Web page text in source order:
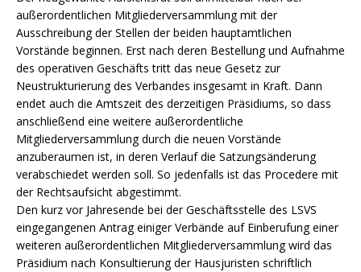
außerordentlichen Mitgliederversammlung mit der
Ausschreibung der Stellen der beiden hauptamtlichen
Vorstände beginnen. Erst nach deren Bestellung und Aufnahme
des operativen Geschäfts tritt das neue Gesetz zur
Neustrukturierung des Verbandes insgesamt in Kraft. Dann
endet auch die Amtszeit des derzeitigen Präsidiums, so dass
anschließend eine weitere außerordentliche
Mitgliederversammlung durch die neuen Vorstände
anzuberaumen ist, in deren Verlauf die Satzungsänderung
verabschiedet werden soll. So jedenfalls ist das Procedere mit
der Rechtsaufsicht abgestimmt.
Den kurz vor Jahresende bei der Geschäftsstelle des LSVS
eingegangenen Antrag einiger Verbände auf Einberufung einer
weiteren außerordentlichen Mitgliederversammlung wird das
Präsidium nach Konsultierung der Hausjuristen schriftlich